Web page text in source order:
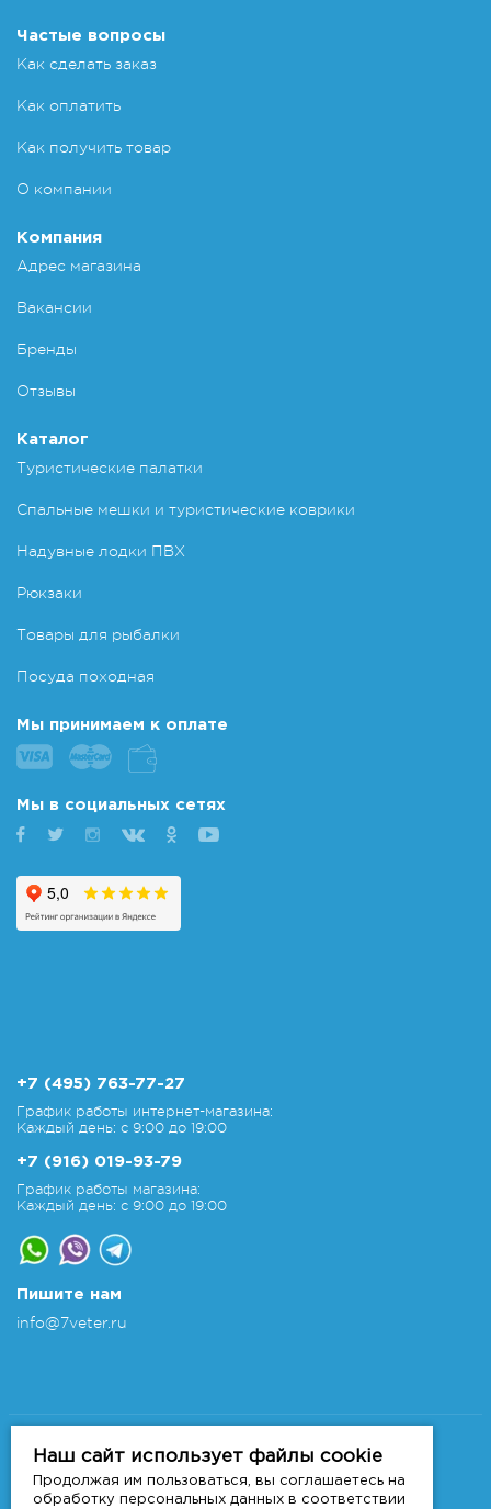
Частые вопросы
Как сделать заказ
Как оплатить
Как получить товар
О компании
Компания
Адрес магазина
Вакансии
Бренды
Отзывы
Каталог
Туристические палатки
Спальные мешки и туристические коврики
Надувные лодки ПВХ
Рюкзаки
Товары для рыбалки
Посуда походная
Мы принимаем к оплате
Мы в социальных сетях
+7 (495) 763-77-27
График работы интернет-магазина:
Каждый день: с 9:00 до 19:00
+7 (916) 019-93-79
График работы магазина:
Каждый день: с 9:00 до 19:00
Пишите нам
info@7veter.ru
Интернет-магазин "На Семи Ветрах". Все права
Информация не является публичной офертой, которая
Наш сайт использует файлы cookie
Продолжая им пользоваться, вы соглашаетесь на
обработку персональных данных в соответствии